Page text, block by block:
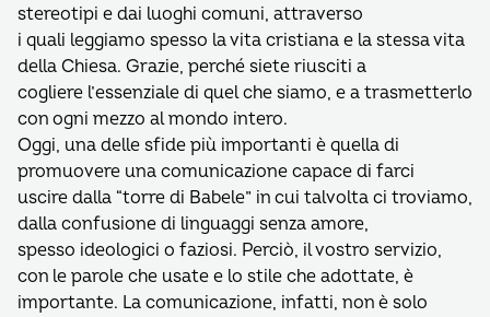
stereotipi e dai luoghi comuni, attraverso
i quali leggiamo spesso la vita cristiana e la stessa vita
della Chiesa. Grazie, perché siete riusciti a
cogliere l’essenziale di quel che siamo, e a trasmetterlo
con ogni mezzo al mondo intero.
Oggi, una delle sfide più importanti è quella di
promuovere una comunicazione capace di farci
uscire dalla “torre di Babele” in cui talvolta ci troviamo,
dalla confusione di linguaggi senza amore,
spesso ideologici o faziosi. Perciò, il vostro servizio,
con le parole che usate e lo stile che adottate, è
importante. La comunicazione, infatti, non è solo